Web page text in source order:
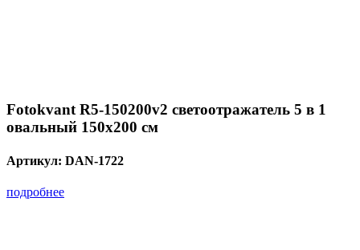
Fotokvant R5-150200v2 светоотражатель 5 в 1
овальный 150х200 см
Артикул: DAN-1722
подробнее